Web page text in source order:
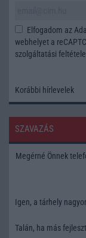
Elfogadom az
webhelyet a
szolgáltatási
Korábbi hírlevelek
SZAVAZÁS
Megérné Önnek
Igen, a tárhely
Talán, ha más